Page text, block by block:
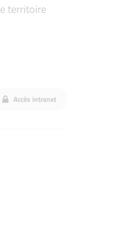
territoire
Accès intranet